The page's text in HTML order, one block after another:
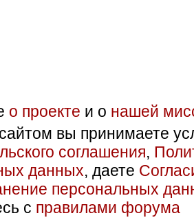
о проекте и о нашей
вы принимаете
соглашения,
данных, даете
персональных
с правилами форума